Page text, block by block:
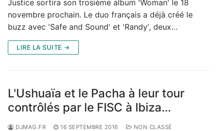
Justice sortira son trosième album 'Woman' le 18
novembre prochain. Le duo français a déjà créé le
buzz avec 'Safe and Sound' et 'Randy', deux…
LIRE LA SUITE →
L'Ushuaïa et le Pacha à leur tour
contrôlés par le FISC à Ibiza…
DJMAG.FR 16 SEPTEMBRE 2016
NON CLASSÉ